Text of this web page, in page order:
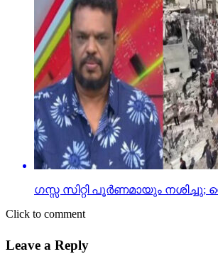
ഗസ്സ സിറ്റി പൂര്‍ണമായും
Click to comment
Leave a Reply